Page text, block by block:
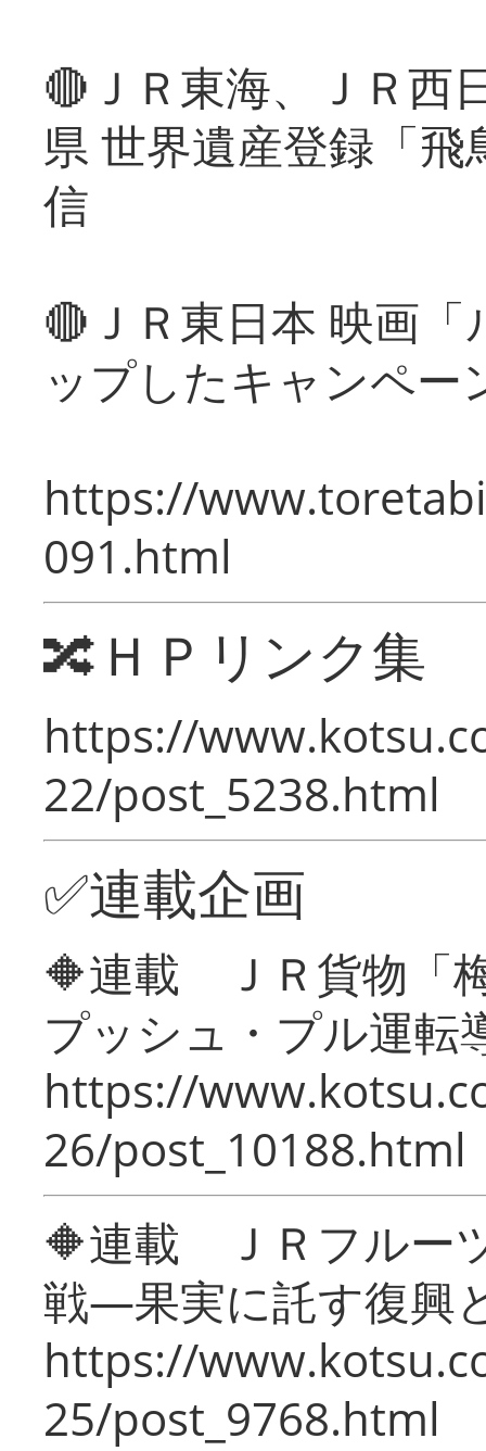
🔴ＪＲ東海、ＪＲ西
県 世界遺産登録「
信
🔴ＪＲ東日本 映画
ップしたキャンペー
https://
091.html
🔀ＨＰリンク集
https://
22/post_5238.html
✅連載企画
🔶連載 ＪＲ貨物「
プッシュ・プル運転
https://
26/post_10188.html
🔶連載 ＪＲフルー
戦―果実に託す復興
https://
25/post_9768.html